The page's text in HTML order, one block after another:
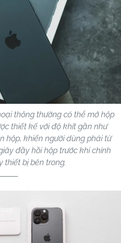
thông thường có thể mở hộp
thiết kế với độ khít gần như
hộp, khiến người dùng phải từ
đầy hồi hộp trước khi chính
thiết bị bên trong.